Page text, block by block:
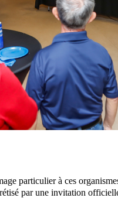
particulier à ces
par une invitation